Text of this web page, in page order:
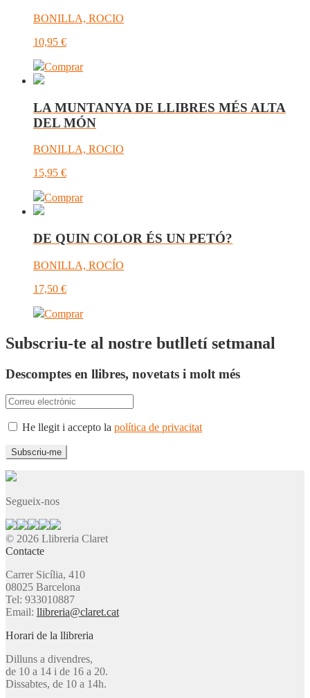
BONILLA, ROCIO
10,95 €
Comprar
LA MUNTANYA DE LLIBRES MÉS ALTA
DEL MÓN
BONILLA, ROCIO
15,95 €
Comprar
DE QUIN COLOR ÉS UN PETÓ?
BONILLA, ROCÍO
17,50 €
Comprar
Subscriu-te al nostre butlletí setmanal
Descomptes en llibres, novetats i molt més
He llegit i accepto la política de privacitat
Segueix-nos
© 2026 Llibreria Claret
Contacte
Carrer Sicília, 410
08025 Barcelona
Tel: 933010887
Email: llibreria@claret.cat
Horari de la llibreria
Dilluns a divendres,
de 10 a 14 i de 16 a 20.
Dissabtes, de 10 a 14h.